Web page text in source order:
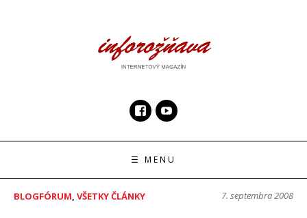
☰ MENU
BLOGFÓRUM, VŠETKY ČLÁNKY 7. septembra 2008